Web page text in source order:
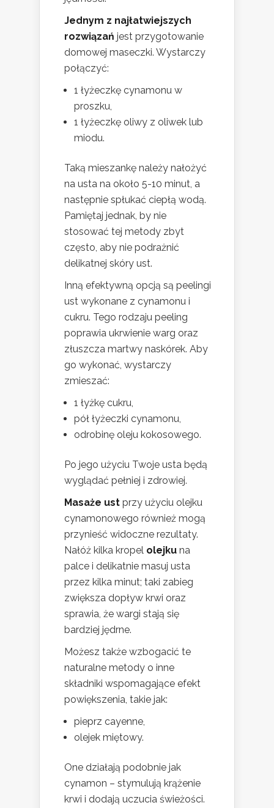
Jednym z najłatwiejszych
rozwiązań jest przygotowanie
domowej maseczki. Wystarczy
połączyć:
1 łyżeczkę cynamonu w
proszku,
1 łyżeczkę oliwy z oliwek lub
miodu.
Taką mieszankę należy nałożyć
na usta na około 5-10 minut, a
następnie spłukać ciepłą wodą.
Pamiętaj jednak, by nie
stosować tej metody zbyt
często, aby nie podrażnić
delikatnej skóry ust.
Inną efektywną opcją są peelingi
ust wykonane z cynamonu i
cukru. Tego rodzaju peeling
poprawia ukrwienie warg oraz
złuszcza martwy naskórek. Aby
go wykonać, wystarczy
zmieszać:
1 łyżkę cukru,
pół łyżeczki cynamonu,
odrobinę oleju kokosowego.
Po jego użyciu Twoje usta będą
wyglądać pełniej i zdrowiej.
Masaże ust przy użyciu olejku
cynamonowego również mogą
przynieść widoczne rezultaty.
Nałóż kilka kropel olejku na
palce i delikatnie masuj usta
przez kilka minut; taki zabieg
zwiększa dopływ krwi oraz
sprawia, że wargi stają się
bardziej jędrne.
Możesz także wzbogacić te
naturalne metody o inne
składniki wspomagające efekt
powiększenia, takie jak:
pieprz cayenne,
olejek miętowy.
One działają podobnie jak
cynamon – stymulują krążenie
krwi i dodają uczucia świeżości.